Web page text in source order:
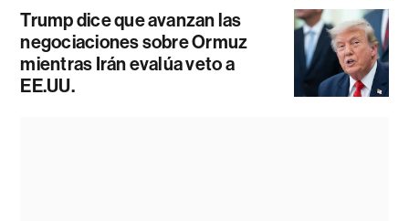
Trump dice que avanzan las
negociaciones sobre Ormuz
mientras Irán evalúa veto a
EE.UU.